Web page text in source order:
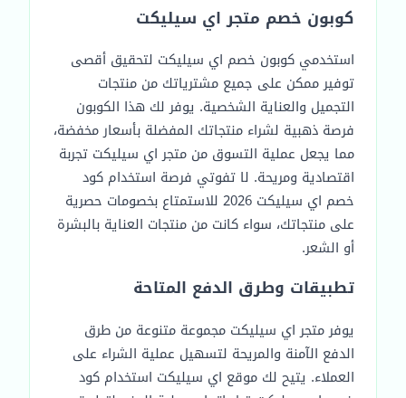
كوبون خصم متجر اي سيليكت
استخدمي كوبون خصم اي سيليكت لتحقيق أقصى
توفير ممكن على جميع مشترياتك من منتجات
التجميل والعناية الشخصية. يوفر لك هذا الكوبون
فرصة ذهبية لشراء منتجاتك المفضلة بأسعار مخفضة،
مما يجعل عملية التسوق من متجر اي سيليكت تجربة
اقتصادية ومريحة. لا تفوتي فرصة استخدام كود
خصم اي سيليكت 2026 للاستمتاع بخصومات حصرية
على منتجاتك، سواء كانت من منتجات العناية بالبشرة
أو الشعر.
تطبيقات وطرق الدفع المتاحة
يوفر متجر اي سيليكت مجموعة متنوعة من طرق
الدفع الآمنة والمريحة لتسهيل عملية الشراء على
العملاء. يتيح لك موقع اي سيليكت استخدام كود